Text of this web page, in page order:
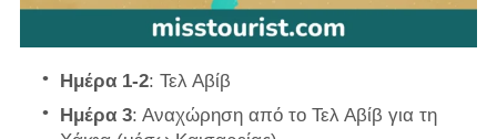
Ημέρα 1-2: Τελ Αβίβ
Ημέρα 3: Αναχώρηση από το Τελ Αβίβ για τη